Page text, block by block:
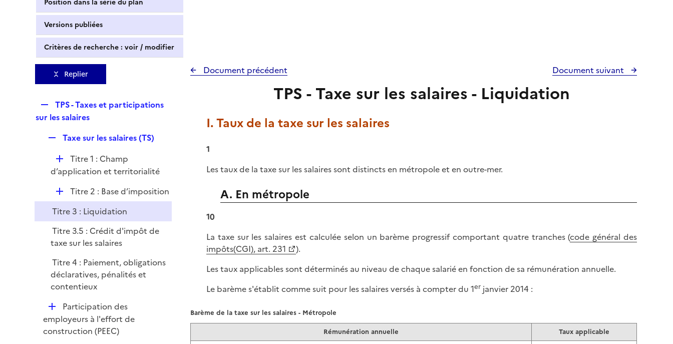
Position dans la série du plan
Versions publiées
Critères de recherche : voir / modifier
Replier
e
l
r
TPS - Taxes et participations
sur les salaires
p
l
i
e
r
Taxe sur les salaires (TS)
D
é
e
r
Titre 1 : Champ
d’application et territorialité
D
é
p
l
i
r
Titre 2 : Base d’imposition
Titre 3 : Liquidation
Titre 3.5 : Crédit d'impôt de
taxe sur les salaires
Titre 4 : Paiement, obligations
déclaratives, pénalités et
contentieux
D
é
p
Participation des
employeurs à l'effort de
construction (PEEC)
Document précédent Document suivant
TPS - Taxe sur les salaires - Liquidation
I. Taux de la taxe sur les salaires
1
Les taux de la taxe sur les salaires sont distincts en métropole et en outre-mer.
A. En métropole
10
La taxe sur les salaires est calculée selon un barème progressif comportant quatre tranches (code général des
impôts(CGI), art. 231
).
Les taux applicables sont déterminés au niveau de chaque salarié en fonction de sa rémunération annuelle.
Le barème s'établit comme suit pour les salaires versés à compter du 1er janvier 2014 :
Rémunération annuelle
Taux applicable
Barème de la taxe sur les salaires - Métropole